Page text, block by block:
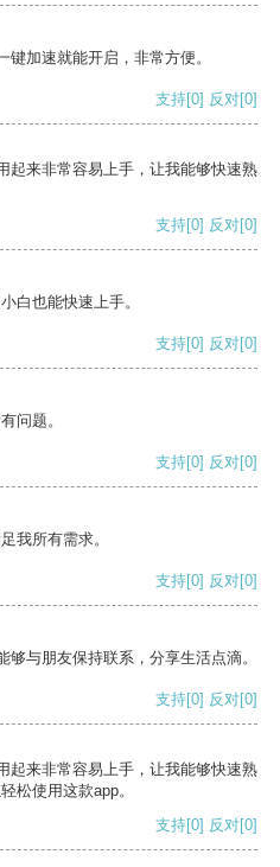
加速就能开启，非常方便。
支持[0] 反对[0]
起来非常容易上手，让我能够快速熟
支持[0] 反对[0]
白也能快速上手。
支持[0] 反对[0]
问题。
支持[0] 反对[0]
我所有需求。
支持[0] 反对[0]
与朋友保持联系，分享生活点滴。
支持[0] 反对[0]
起来非常容易上手，让我能够快速熟
松使用这款app。
支持[0] 反对[0]